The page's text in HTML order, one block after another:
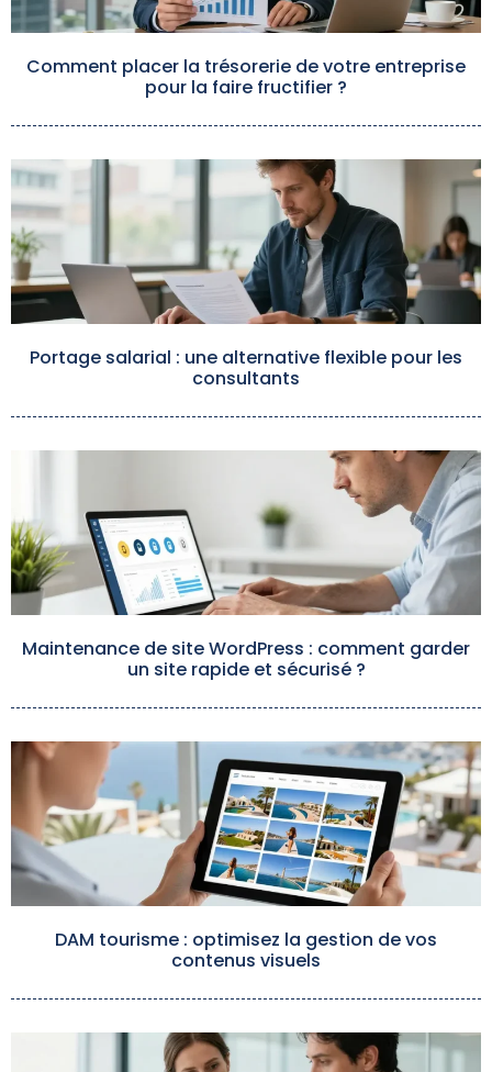
Comment placer la trésorerie de votre entreprise
pour la faire fructifier ?
Portage salarial : une alternative flexible pour les
consultants
Maintenance de site WordPress : comment garder
un site rapide et sécurisé ?
DAM tourisme : optimisez la gestion de vos
contenus visuels